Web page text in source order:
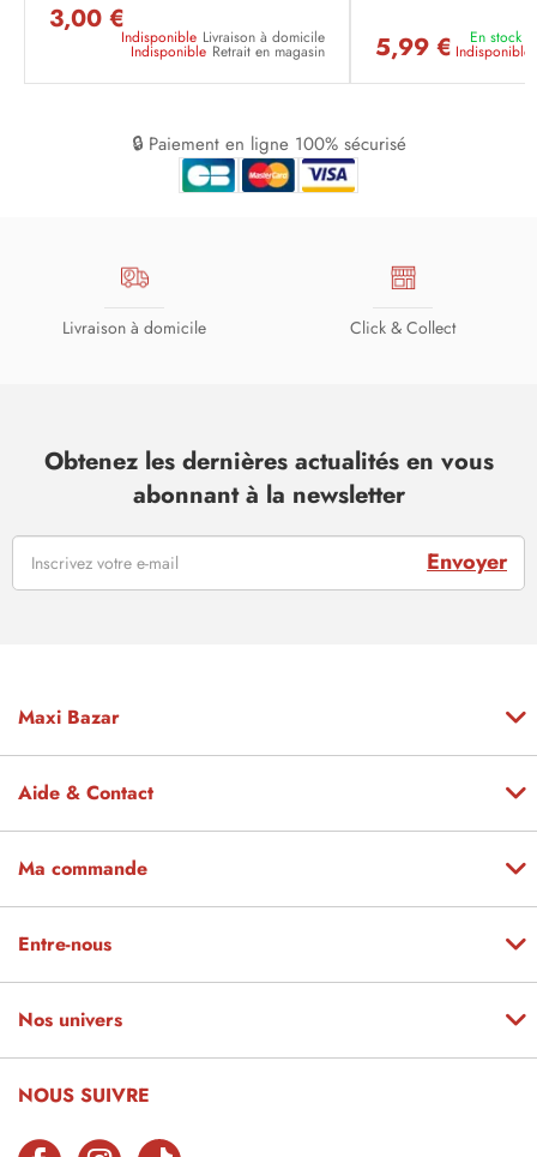
3,00 €
Indisponible Livraison à domicile
Indisponible Retrait en magasin 5,99 € En stock
Indisponible
🔒 Paiement en ligne 100% sécurisé
Livraison à domicile Click & Collect
Obtenez les dernières actualités en vous
abonnant à la newsletter
Envoyer
Maxi Bazar
Aide & Contact
Ma commande
Entre-nous
Nos univers
NOUS SUIVRE